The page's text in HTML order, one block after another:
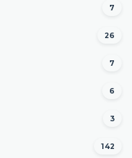
7
26
7
6
3
142